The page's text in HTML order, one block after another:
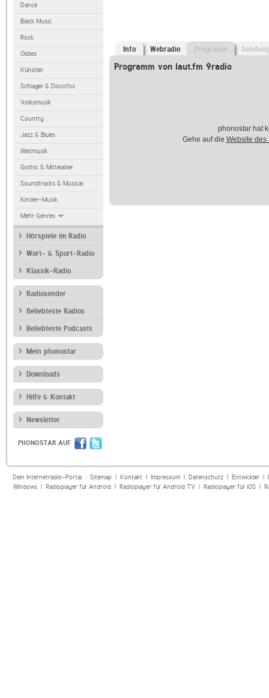
Dance
Black Music
Rock
Oldies
Künstler
Schlager & Discofox
Volksmusik
Country
Jazz & Blues
Weltmusik
Gothic & Mittelalter
Soundtracks & Musical
Kinder-Musik
Mehr Genres
Hörspiele im Radio
Wort- & Sport-Radio
Klassik-Radio
Radiosender
Beliebteste Radios
Beliebteste Podcasts
Mein phonostar
Downloads
Hilfe & Kontakt
Newsletter
PHONOSTAR AUF
Info Webradio Programm
Programm von laut.fm 9radio
phonostar hat
Gehe auf die Website des
Dein Internetradio-Portal : Sitemap| Kontakt| Impressum| Datenschutz| Entwickler|
Windows| Radioplayer für Android| Radioplayer für Android TV| Radioplayer für iOS|